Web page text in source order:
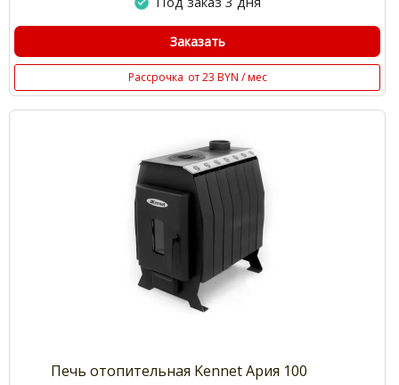
Заказать
Рассрочка от 23 BYN / мес
Печь отопительная Kennet Ария 100